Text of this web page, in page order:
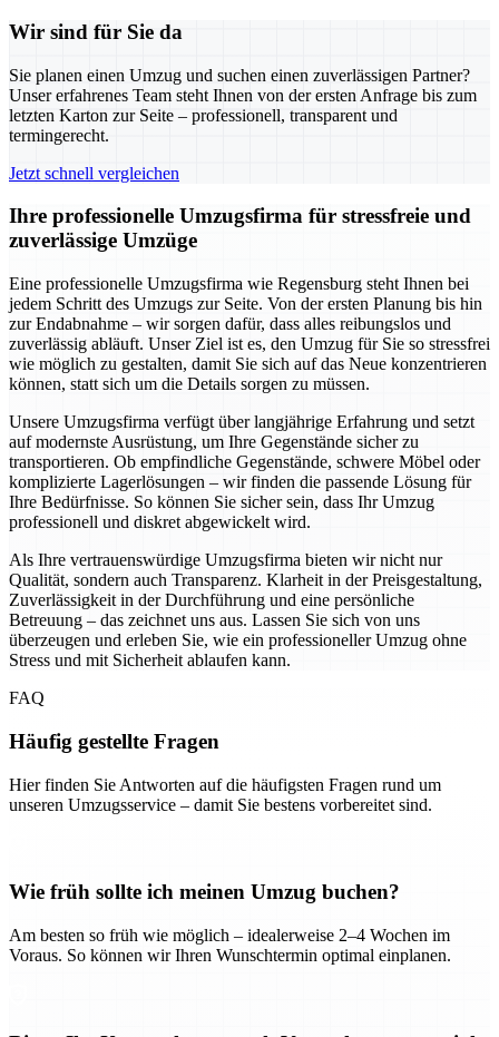
Wir sind für Sie da
Sie planen einen Umzug und suchen einen zuverlässigen Partner?
Unser erfahrenes Team steht Ihnen von der ersten Anfrage bis zum
letzten Karton zur Seite – professionell, transparent und
termingerecht.
Jetzt schnell vergleichen
Ihre professionelle Umzugsfirma für stressfreie und
zuverlässige Umzüge
Eine professionelle Umzugsfirma wie Regensburg steht Ihnen bei
jedem Schritt des Umzugs zur Seite. Von der ersten Planung bis hin
zur Endabnahme – wir sorgen dafür, dass alles reibungslos und
zuverlässig abläuft. Unser Ziel ist es, den Umzug für Sie so stressfrei
wie möglich zu gestalten, damit Sie sich auf das Neue konzentrieren
können, statt sich um die Details sorgen zu müssen.
Unsere Umzugsfirma verfügt über langjährige Erfahrung und setzt
auf modernste Ausrüstung, um Ihre Gegenstände sicher zu
transportieren. Ob empfindliche Gegenstände, schwere Möbel oder
komplizierte Lagerlösungen – wir finden die passende Lösung für
Ihre Bedürfnisse. So können Sie sicher sein, dass Ihr Umzug
professionell und diskret abgewickelt wird.
Als Ihre vertrauenswürdige Umzugsfirma bieten wir nicht nur
Qualität, sondern auch Transparenz. Klarheit in der Preisgestaltung,
Zuverlässigkeit in der Durchführung und eine persönliche
Betreuung – das zeichnet uns aus. Lassen Sie sich von uns
überzeugen und erleben Sie, wie ein professioneller Umzug ohne
Stress und mit Sicherheit ablaufen kann.
FAQ
Häufig gestellte Fragen
Hier finden Sie Antworten auf die häufigsten Fragen rund um
unseren Umzugsservice – damit Sie bestens vorbereitet sind.
Wie früh sollte ich meinen Umzug buchen?
Am besten so früh wie möglich – idealerweise 2–4 Wochen im
Voraus. So können wir Ihren Wunschtermin optimal einplanen.